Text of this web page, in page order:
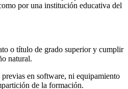
por una institución educativa del
o título de grado superior y cumplir
natural.
en software, ni equipamiento
de la formación.